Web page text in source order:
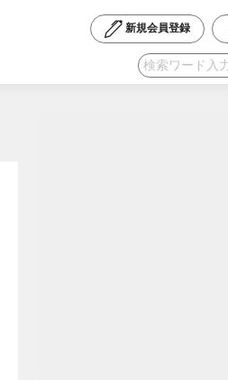
新規会員登録